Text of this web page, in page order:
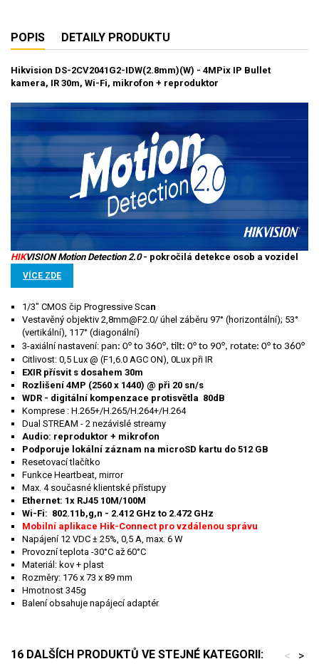
POPIS DETAILY PRODUKTU
Hikvision DS-2CV2041G2-IDW(2.8mm)(W) - 4MPix IP Bullet
kamera, IR 30m, Wi-Fi, mikrofon + reproduktor
HIKVISION Motion Detection 2.0 - pokročilá detekce osob a vozidel
VÍCE ZDE
1/3" CMOS čip Progressive Scan
Vestavěný objektiv 2,8mm@F2.0/ úhel záběru 97° (horizontální); 53°
(vertikální), 117° (diagonální)
3-axiální nastavení: pan: 0° to 360°, tilt: 0° to 90°, rotate: 0° to 360°
Citlivost: 0,5 Lux @ (F1,6.0 AGC ON), 0Lux při IR
EXIR přísvit s dosahem 30m
Rozlišení 4MP (2560 x 1440) @ při 20 sn/s
WDR - digitální kompenzace protisvětla 80dB
Komprese : H.265+/H.265/H.264+/H.264
Dual STREAM - 2 nezávislé streamy
Audio: reproduktor + mikrofon
Podporuje lokální záznam na microSD kartu do 512 GB
Resetovací tlačítko
Funkce Heartbeat, mirror
Max. 4 současné klientské přístupy
Ethernet: 1x RJ45 10M/100M
Wi-Fi: 802.11b,g,n - 2.412 GHz to 2.472 GHz
Mobilní aplikace Hik-Connect pro vzdálenou správu
Napájení 12 VDC ± 25%, 0,5 A, max. 6 W
Provozní teplota -30°C až 60°C
Materiál: kov + plast
Rozměry: 176 x 73 x 89 mm
Hmotnost 345g
Balení obsahuje napájecí adaptér
16 DALŠÍCH PRODUKTŮ VE STEJNÉ KATEGORII: >
<